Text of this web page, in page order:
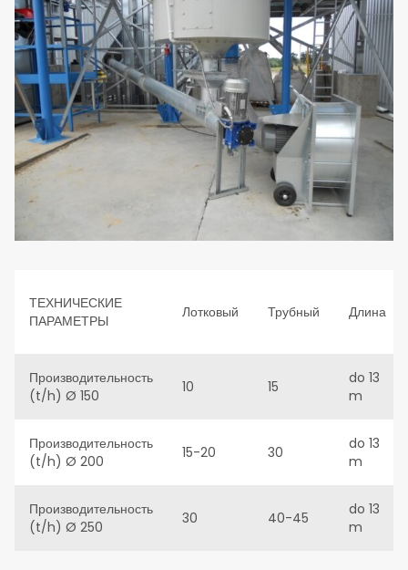
ТЕХНИЧЕСКИЕ
ПАРАМЕТРЫ
Лотковый Трубный Длина
Производительность
(t/h) Ø 150
10 15
do 13
m
Производительность
(t/h) Ø 200
15-20 30
do 13
m
Производительность
(t/h) Ø 250
30 40-45
do 13
m